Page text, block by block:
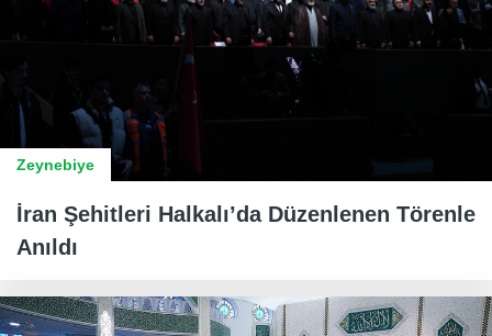
Zeynebiye
İran Şehitleri Halkalı’da Düzenlenen Törenle
Anıldı